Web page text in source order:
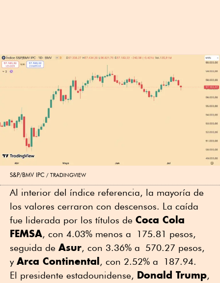
S&P/BMV IPC TRADINGVIEW
Al interior del índice referencia, la mayoría de
los valores cerraron con descensos. La caída
fue liderada por los títulos de Coca Cola
FEMSA, con 4.03% menos a 175.81 pesos,
seguida de Asur, con 3.36% a 570.27 pesos,
y Arca Continental, con 2.52% a 187.94.
El presidente estadounidense, Donald Trump,